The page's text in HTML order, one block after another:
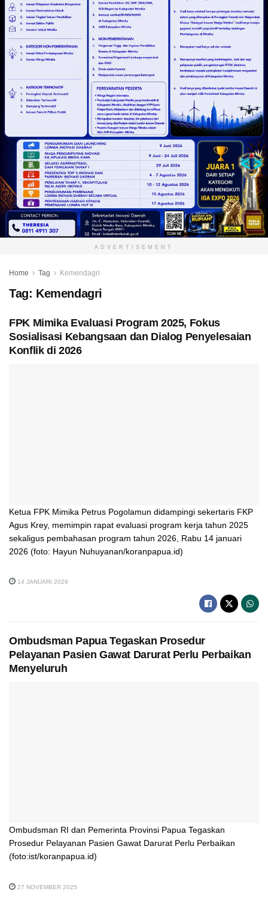
ADVERTISEMENT
Home Tag Kemendagri
Tag: Kemendagri
FPK Mimika Evaluasi Program 2025, Fokus
Sosialisasi Kebangsaan dan Dialog Penyelesaian
Konflik di 2026
Ketua FPK Mimika Petrus Pogolamun didampingi sekertaris FKP
Agus Krey, memimpin rapat evaluasi program kerja tahun 2025
sekaligus pembahasan program tahun 2026, Rabu 14 januari
2026 (foto: Hayun Nuhuyanan/koranpapua.id)
14 JANUARI 2026
Ombudsman Papua Tegaskan Prosedur
Pelayanan Pasien Gawat Darurat Perlu Perbaikan
Menyeluruh
Ombudsman RI dan Pemerinta Provinsi Papua Tegaskan
Prosedur Pelayanan Pasien Gawat Darurat Perlu Perbaikan
(foto:ist/koranpapua.id)
27 NOVEMBER 2025